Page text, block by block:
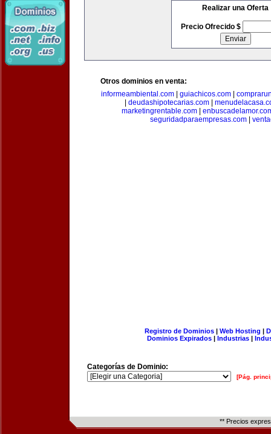
Realizar una Oferta
Precio Ofrecido $
Otros dominios en venta:
informeambiental.com
guiachicos.com
deudashipotecarias.com|
marketingrentable.com|
seguridadparaempresas.com
Registro de Dominios| Web Hosting |
Dominios Expirados | Industrias |
Categorías de Dominio:
[Pág.
** Precios